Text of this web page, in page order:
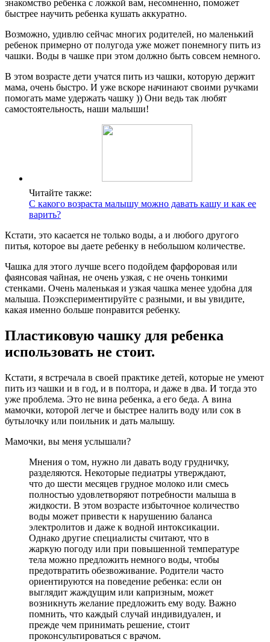
знакомство ребенка с ложкой вам, несомненно, поможет
быстрее научить ребенка кушать аккуратно.
Возможно, удивлю сейчас многих родителей, но маленький
ребенок примерно от полугода уже может понемногу пить из
чашки. Воды в чашке при этом должно быть совсем немного.
В этом возрасте дети учатся пить из чашки, которую держит
мама, очень быстро. И уже вскоре начинают своими ручками
помогать маме удержать чашку )) Они ведь так любят
самостоятельность, наши малыши!
Читайте также:
С какого возраста малышу можно давать кашу и как ее
варить?
Кстати, это касается не только воды, а и любого другого
питья, которое вы даете ребенку в небольшом количестве.
Чашка для этого лучше всего подойдем фарфоровая или
фаянсовая чайная, не очень узкая, с не очень тонкими
стенками. Очень маленькая и узкая чашка менее удобна для
малыша. Поэкспериментируйте с разными, и вы увидите,
какая именно больше понравится ребенку.
Пластиковую чашку для ребенка
использовать не стоит.
Кстати, я встречала в своей практике детей, которые не умеют
пить из чашки и в год, и в полтора, и даже в два. И тогда это
уже проблема. Это не вина ребенка, а его беда. А вина
мамочки, которой легче и быстрее налить воду или сок в
бутылочку или поильник и дать малышу.
Мамочки, вы меня услышали?
Мнения о том, нужно ли давать воду грудничку,
разделяются. Некоторые педиатры утверждают,
что до шести месяцев грудное молоко или смесь
полностью удовлетворяют потребности малыша в
жидкости. В этом возрасте избыточное количество
воды может привести к нарушению баланса
электролитов и даже к водной интоксикации.
Однако другие специалисты считают, что в
жаркую погоду или при повышенной температуре
тела можно предложить немного воды, чтобы
предотвратить обезвоживание. Родители часто
ориентируются на поведение ребенка: если он
выглядит жаждущим или капризным, может
возникнуть желание предложить ему воду. Важно
помнить, что каждый случай индивидуален, и
прежде чем принимать решение, стоит
проконсультироваться с врачом.